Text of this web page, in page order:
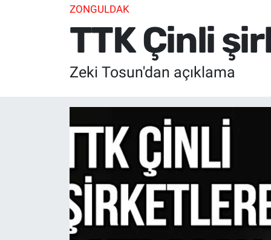
ZONGULDAK
TTK Çinli
Zeki Tosun'dan açıklama